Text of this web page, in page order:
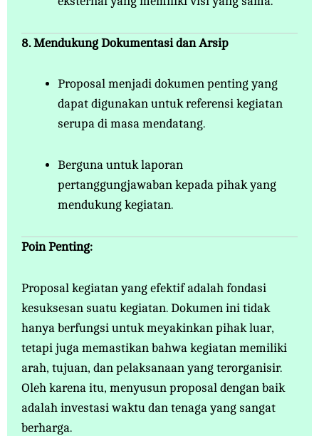
8. Mendukung Dokumentasi dan Arsip
Proposal menjadi dokumen penting yang
dapat digunakan untuk referensi kegiatan
serupa di masa mendatang.
Berguna untuk laporan
pertanggungjawaban kepada pihak yang
mendukung kegiatan.
Poin Penting:
Proposal kegiatan yang efektif adalah fondasi
kesuksesan suatu kegiatan. Dokumen ini tidak
hanya berfungsi untuk meyakinkan pihak luar,
tetapi juga memastikan bahwa kegiatan memiliki
arah, tujuan, dan pelaksanaan yang terorganisir.
Oleh karena itu, menyusun proposal dengan baik
adalah investasi waktu dan tenaga yang sangat
berharga.